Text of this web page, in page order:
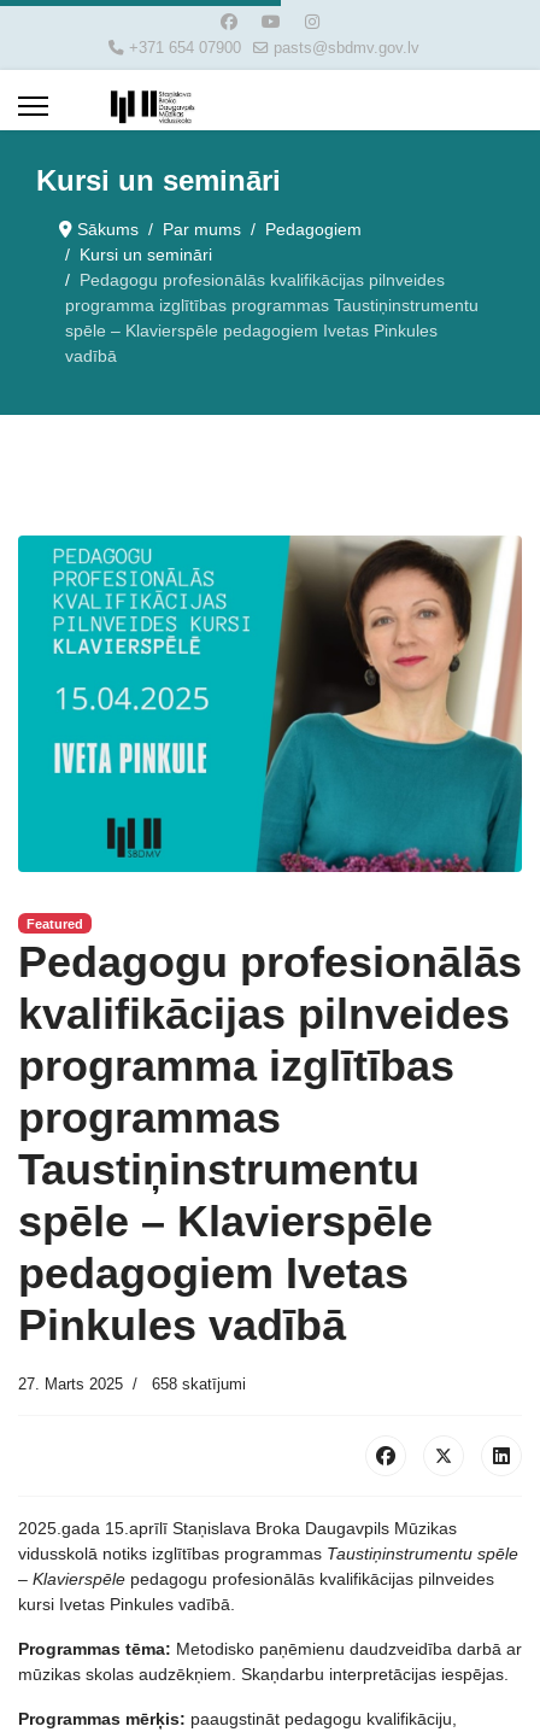
+371 654 07900 pasts@sbdmv.gov.lv
Kursi un semināri
Sākums Par mums
Pedagogiem
Kursi un semināri
Pedagogu profesionālās kvalifikācijas pilnveides
programma izglītības programmas Taustiņinstrumentu
spēle – Klavierspēle pedagogiem Ivetas Pinkules
vadībā
Featured
Pedagogu profesionālās
kvalifikācijas pilnveides
programma izglītības
programmas
Taustiņinstrumentu
spēle – Klavierspēle
pedagogiem Ivetas
Pinkules vadībā
27. Marts 2025 658 skatījumi
2025.gada 15.aprīlī Staņislava Broka Daugavpils Mūzikas
vidusskolā notiks izglītības programmas Taustiņinstrumentu spēle
– Klavierspēle pedagogu profesionālās kvalifikācijas pilnveides
kursi Ivetas Pinkules vadībā.
Programmas tēma: Metodisko paņēmienu daudzveidība darbā ar
mūzikas skolas audzēkņiem. Skaņdarbu interpretācijas iespējas.
Programmas mērķis: paaugstināt pedagogu kvalifikāciju,